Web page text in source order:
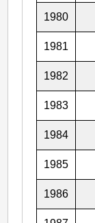
1980
1981
1982
1983
1984
1985
1986